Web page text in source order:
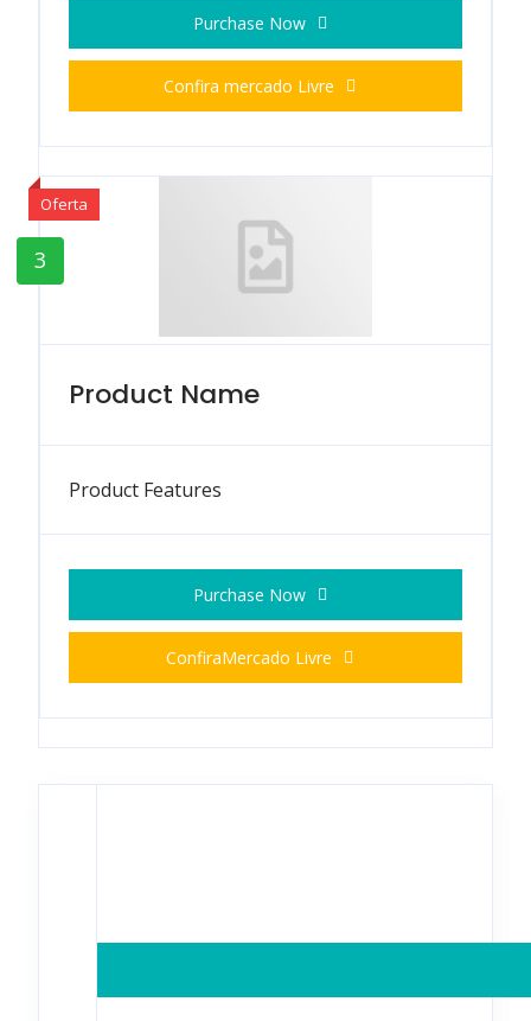
Purchase Now
Confira mercado Livre
Oferta
3
Product Name
Product Features
Purchase Now
ConfiraMercado Livre